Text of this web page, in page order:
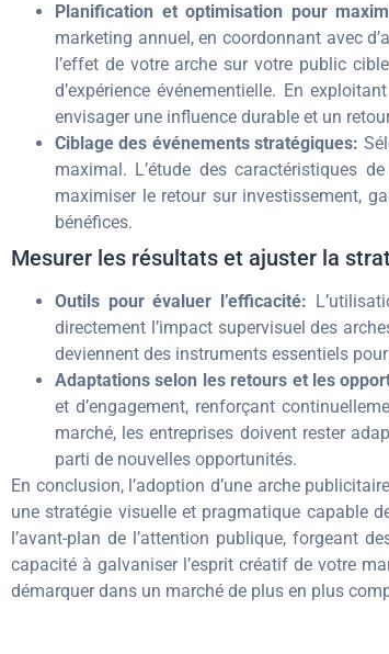
Planification et optimisation pour
marketing annuel, en coordonnant avec
l’effet de votre arche sur votre public
d’expérience événementielle. En
envisager une influence durable et un
Ciblage des événements stratégiques:
maximal. L’étude des caractéristiques
maximiser le retour sur investissement,
bénéfices.
Mesurer les résultats et ajuster la
Outils pour évaluer l’efficacité:
directement l’impact supervisuel des
deviennent des instruments essentiels
Adaptations selon les retours et les
et d’engagement, renforçant
marché, les entreprises doivent rester
parti de nouvelles opportunités.
En conclusion, l’adoption d’une arche
une stratégie visuelle et pragmatique capable
l’avant-plan de l’attention publique, forgeant
capacité à galvaniser l’esprit créatif de votre
démarquer dans un marché de plus en plus